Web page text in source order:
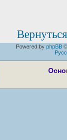
Powered by phpBB